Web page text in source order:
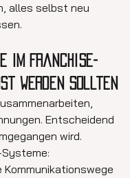
alles selbst neu
im Franchise-
werden sollten
Entscheidend
wird.
Kommunikationswege